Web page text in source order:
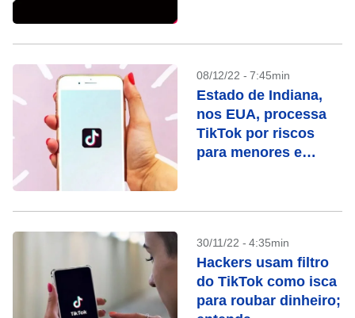
08/12/22 - 7:45min
Estado de Indiana,
nos EUA, processa
TikTok por riscos
para menores e
30/11/22 - 4:35min
Hackers usam filtro
do TikTok como isca
para roubar dinheiro;